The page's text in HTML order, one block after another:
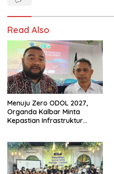
Read Also
Menuju Zero ODOL 2027,
Organda Kalbar Minta
Kepastian Infrastruktur